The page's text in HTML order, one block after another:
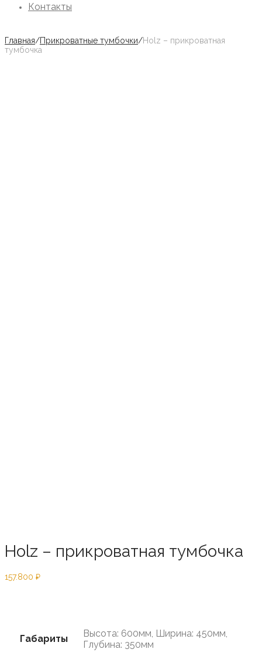
Контакты
Главная/Прикроватные тумбочки/Holz – прикроватная
тумбочка
Holz – прикроватная тумбочка
157.800 ₽
Габариты
Высота: 600мм, Ширина: 450мм,
Глубина: 350мм